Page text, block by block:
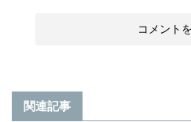
関連記事